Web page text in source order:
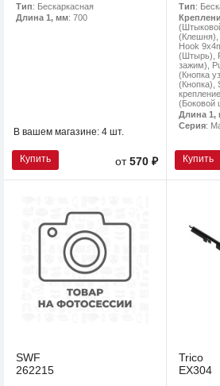
Тип: Бескаркасная
Длина 1, мм: 700
В вашем магазине: 4 шт.
Купить от570 ₽
Тип:
(Клешня),
Hook
(Штырь),
зажим),
(Кнопка
(Кнопка),
(Боковой
Длина 1,
Серия:
Купить
SWF
262215
Trico
EX304